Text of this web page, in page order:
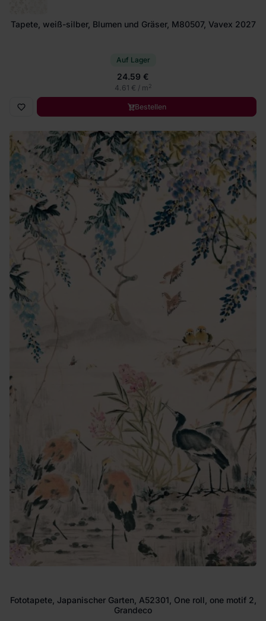
Tapete, weiß-silber, Blumen und Gräser, M80507, Vavex 2027
Auf Lager
24.59 €
4.61 € / m2
Bestellen
Fototapete, Japanischer Garten, A52301, One roll, one motif 2,
Grandeco